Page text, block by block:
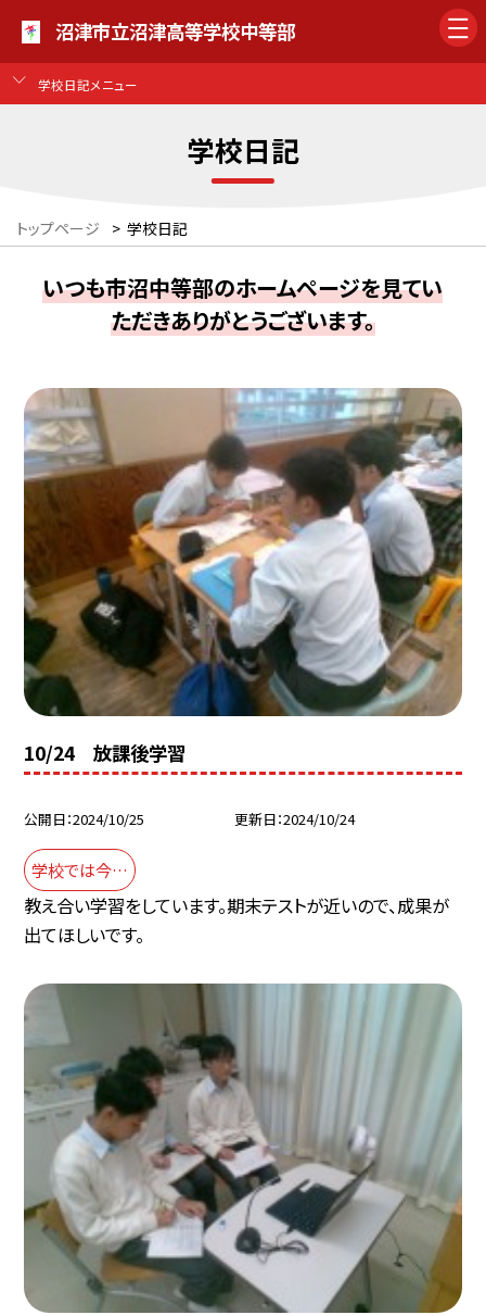
沼津市立沼津高等学校中等部
学校日記メニュー
学校日記
トップページ > 学校日記
いつも市沼中等部のホームページを見てい
ただきありがとうございます。
10/24 放課後学習
公開日 2024/10/25 更新日 2024/10/24
学校では今…
教え合い学習をしています。期末テストが近いので、成果が
出てほしいです。